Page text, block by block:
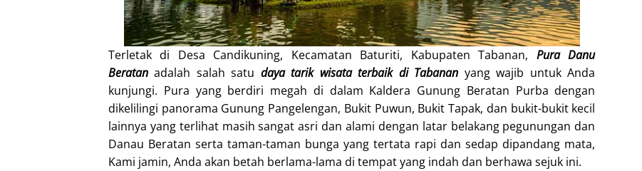
Terletak di Desa Candikuning, Kecamatan Baturiti, Kabupaten Tabanan, Pura Danu
Beratan adalah salah satu daya tarik wisata terbaik di Tabanan yang wajib untuk Anda
kunjungi. Pura yang berdiri megah di dalam Kaldera Gunung Beratan Purba dengan
dikelilingi panorama Gunung Pangelengan, Bukit Puwun, Bukit Tapak, dan bukit-bukit kecil
lainnya yang terlihat masih sangat asri dan alami dengan latar belakang pegunungan dan
Danau Beratan serta taman-taman bunga yang tertata rapi dan sedap dipandang mata,
Kami jamin, Anda akan betah berlama-lama di tempat yang indah dan berhawa sejuk ini.